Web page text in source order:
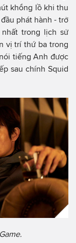
khổng lồ khi thu
phát hành - trở
trong lịch sử
vị trí thứ ba trong
tiếng Anh được
sau chính Squid